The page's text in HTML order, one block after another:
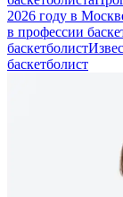
2026 году в
в профессии
баскетболист
баскетболист